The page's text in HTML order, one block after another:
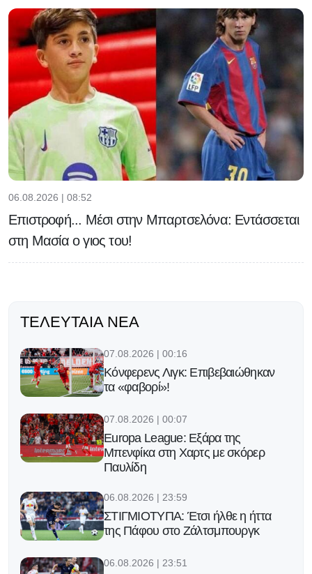
06.08.2026 | 08:52
Επιστροφή... Μέσι στην Μπαρτσελόνα: Εντάσσεται
στη Μασία ο γιος του!
ΤΕΛΕΥΤΑΊΑ ΝΈΑ
07.08.2026 | 00:16
Κόνφερενς Λιγκ: Επιβεβαιώθηκαν
τα «φαβορί»!
07.08.2026 | 00:07
Europa League: Εξάρα της
Μπενφίκα στη Χαρτς με σκόρερ
Παυλίδη
06.08.2026 | 23:59
ΣΤΙΓΜΙΟΤΥΠΑ: Έτσι ήλθε η ήττα
της Πάφου στο Ζάλτσμπουργκ
06.08.2026 | 23:51